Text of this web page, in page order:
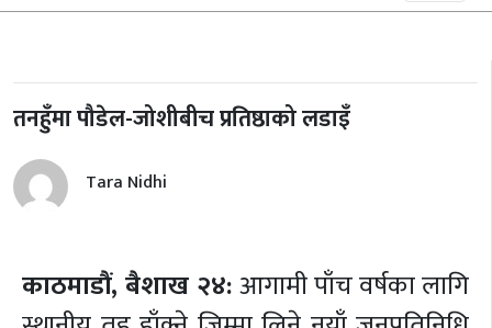
तनहुँमा पौडेल-जोशीबीच प्रतिष्ठाको लडाइँ
Tara Nidhi
काठमाडौं, बैशाख २४:आगामी पाँच वर्षका लागि